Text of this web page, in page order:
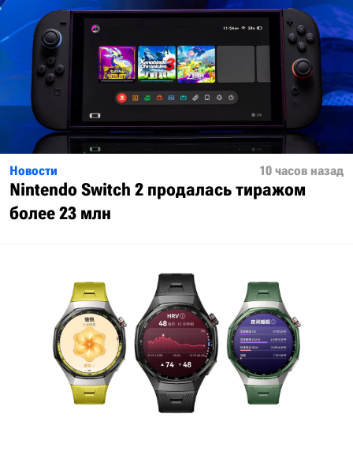
Новости 10 часов назад
Nintendo Switch 2 продалась тиражом
более 23 млн